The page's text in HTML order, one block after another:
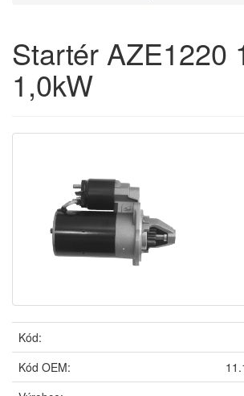
Startér AZE1220
1,0kW
Kód:
Kód OEM: